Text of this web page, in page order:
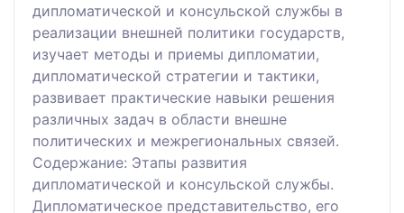
дипломатической и консульской службы в
реализации внешней политики государств,
изучает методы и приемы дипломатии,
дипломатической стратегии и тактики,
развивает практические навыки решения
различных задач в области внешне
политических и межрегиональных связей.
Содержание: Этапы развития
дипломатической и консульской службы.
Дипломатическое представительство, его